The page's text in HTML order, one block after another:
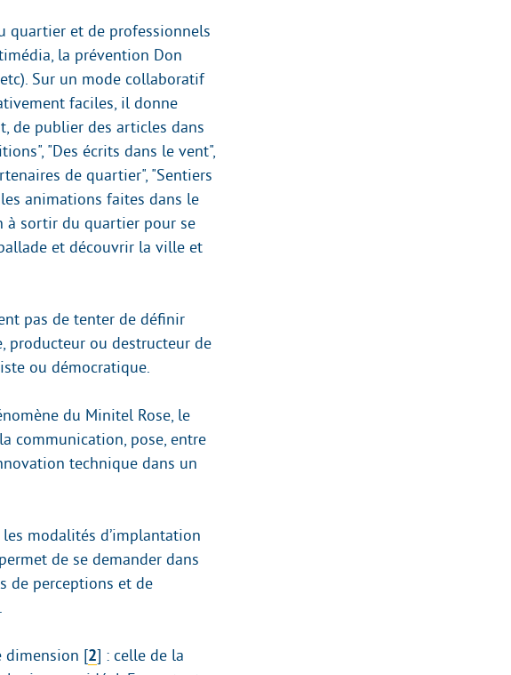
quartier et de professionnels
la prévention Don
Sur un mode collaboratif
faciles, il donne
de publier des articles dans
"Des écrits dans le vent",
de quartier", "Sentiers
les animations faites dans le
à sortir du quartier pour se
et découvrir la ville et
pas de tenter de définir
producteur ou destructeur de
ou démocratique.
du Minitel Rose, le
communication, pose, entre
technique dans un
modalités d’implantation
de se demander dans
de perceptions et de
dimension [2] : celle de la